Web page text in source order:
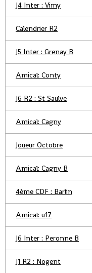
J4 Inter : Vimy
Calendrier R2
J5 Inter : Grenay B
Amical: Conty
J6 R2 : St Saulve
Amical: Cagny
Joueur Octobre
Amical: Cagny B
4ème CDF : Barlin
Amical: u17
J6 Inter : Peronne B
J1 R2 : Nogent